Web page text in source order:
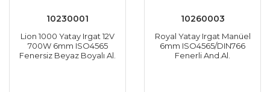
10230001
Lion 1000 Yatay Irgat 12V
700W 6mm ISO4565
Fenersiz Beyaz Boyalı Al.
10260003
Royal Yatay Irgat Manüel
6mm ISO4565/DIN766
Fenerli And.Al.